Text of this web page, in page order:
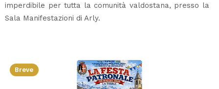
imperdibile per tutta la comunità valdostana, presso la
Sala Manifestazioni di Arly.
Breve